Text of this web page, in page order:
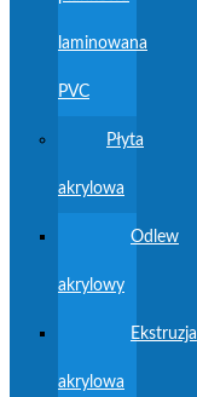
laminowana
PVC
Płyta
akrylowa
Odlew
akrylowy
Ekstruzja
akrylowa